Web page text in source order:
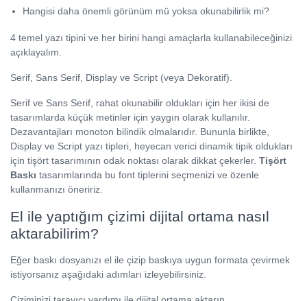
Hangisi daha önemli görünüm mü yoksa okunabilirlik mi?
4 temel yazı tipini ve her birini hangi amaçlarla kullanabileceğinizi
açıklayalım.
Serif, Sans Serif, Display ve Script (veya Dekoratif).
Serif ve Sans Serif, rahat okunabilir oldukları için her ikisi de
tasarımlarda küçük metinler için yaygın olarak kullanılır.
Dezavantajları monoton bilindik olmalarıdır. Bununla birlikte,
Display ve Script yazı tipleri, heyecan verici dinamik tipik oldukları
için tişört tasarımının odak noktası olarak dikkat çekerler. Tişört
Baskı tasarımlarında bu font tiplerini seçmenizi ve özenle
kullanmanızı öneririz.
El ile yaptığım çizimi dijital ortama nasıl
aktarabilirim?
Eğer baskı dosyanızı el ile çizip baskıya uygun formata çevirmek
istiyorsanız aşağıdaki adımları izleyebilirsiniz.